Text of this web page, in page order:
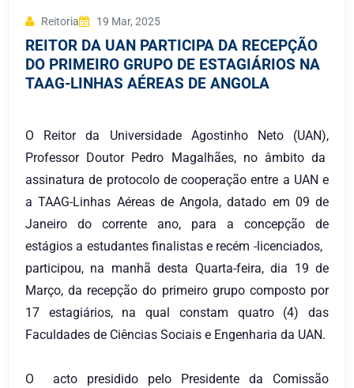
Reitoria 19 Mar, 2025
REITOR DA UAN PARTICIPA DA RECEPÇÃO
DO PRIMEIRO GRUPO DE ESTAGIÁRIOS NA
TAAG-LINHAS AÉREAS DE ANGOLA
O Reitor da Universidade Agostinho Neto (UAN),
Professor Doutor Pedro Magalhães, no âmbito da
assinatura de protocolo de cooperação entre a UAN e
a TAAG-Linhas Aéreas de Angola, datado em 09 de
Janeiro do corrente ano, para a concepção de
estágios a estudantes finalistas e recém -licenciados,
participou, na manhã desta Quarta-feira, dia 19 de
Março, da recepção do primeiro grupo composto por
17 estagiários, na qual constam quatro (4) das
Faculdades de Ciências Sociais e Engenharia da UAN.
O acto presidido pelo Presidente da Comissão